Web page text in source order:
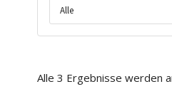
Alle 3 Ergebnisse werden